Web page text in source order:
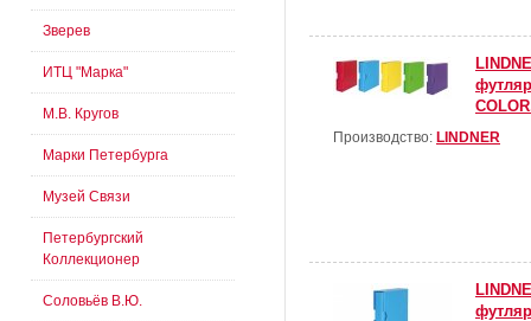
Производство: LINDNER
Зверев
ИТЦ "Марка"
М.В. Кругов
Марки Петербурга
Музей Связи
Петербургский
Коллекционер
Соловьёв В.Ю.